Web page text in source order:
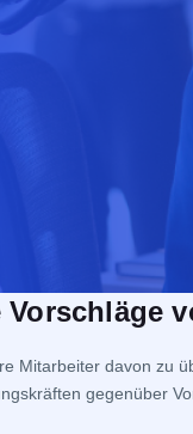
Vorschläge
Mitarbeiter davon zu
gegenüber